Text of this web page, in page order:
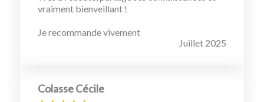
vraiment bienveillant !
Je recommande vivement
Juillet 2025
Colasse Cécile